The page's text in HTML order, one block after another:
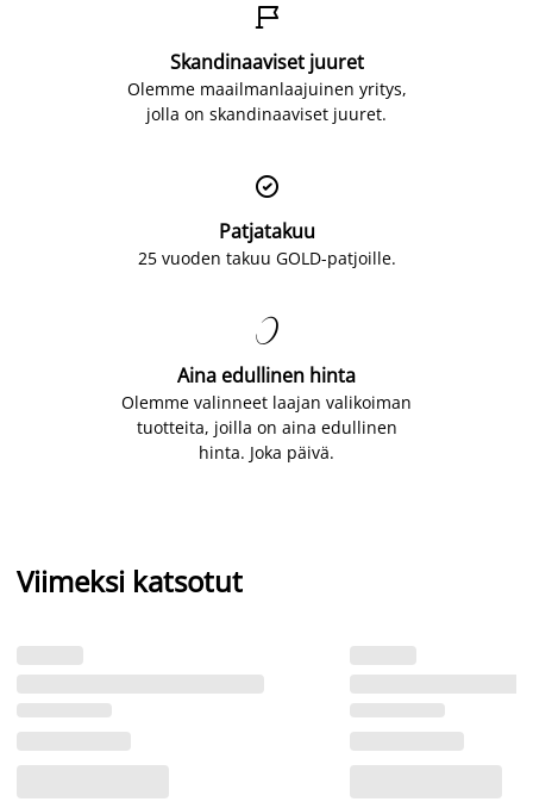

Skandinaaviset juuret
Olemme maailmanlaajuinen yritys,
jolla on skandinaaviset juuret.

Patjatakuu
25 vuoden takuu GOLD-patjoille.

Aina edullinen hinta
Olemme valinneet laajan valikoiman
tuotteita, joilla on aina edullinen
hinta. Joka päivä.
Viimeksi katsotut